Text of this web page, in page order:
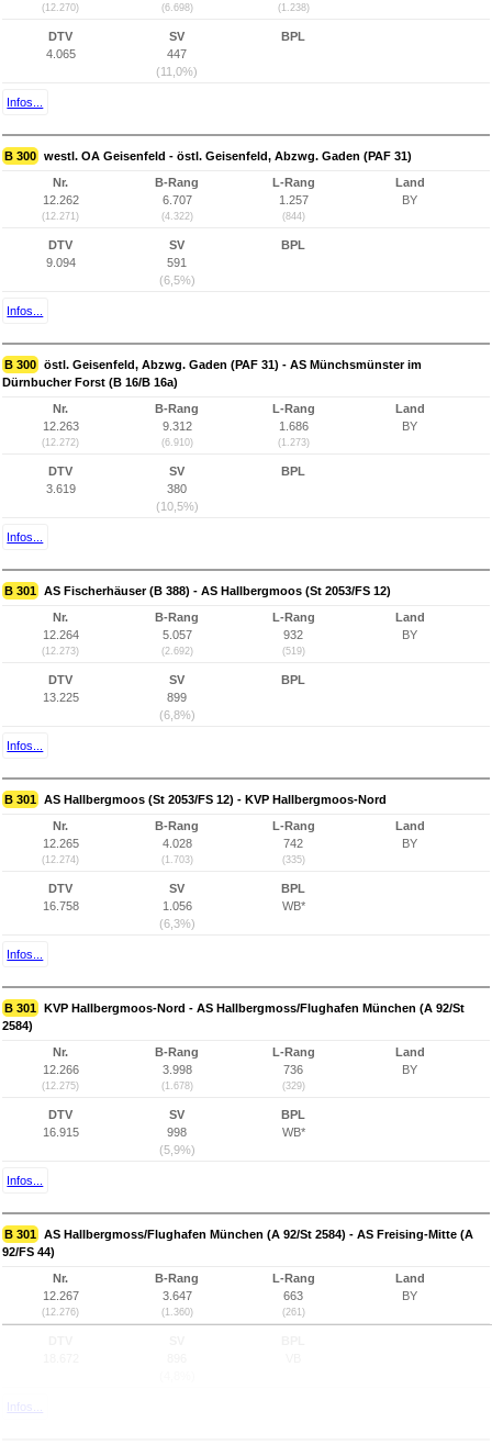
(12.270) (6.698) (1.238)
DTV
4.065
SV
447
(11,0%)
BPL
Infos...
B 300 westl. OA Geisenfeld - östl. Geisenfeld, Abzwg. Gaden (PAF 31)
Nr.
12.262
(12.271)
B-Rang
6.707
(4.322)
L-Rang
1.257
(844)
Land
BY
DTV
9.094
SV
591
(6,5%)
BPL
Infos...
B 300 östl. Geisenfeld, Abzwg. Gaden (PAF 31) - AS Münchsmünster im
Dürnbucher Forst (B 16/B 16a)
Nr.
12.263
(12.272)
B-Rang
9.312
(6.910)
L-Rang
1.686
(1.273)
Land
BY
DTV
3.619
SV
380
(10,5%)
BPL
Infos...
B 301 AS Fischerhäuser (B 388) - AS Hallbergmoos (St 2053/FS 12)
Nr.
12.264
(12.273)
B-Rang
5.057
(2.692)
L-Rang
932
(519)
Land
BY
DTV
13.225
SV
899
(6,8%)
BPL
Infos...
B 301 AS Hallbergmoos (St 2053/FS 12) - KVP Hallbergmoos-Nord
Nr.
12.265
(12.274)
B-Rang
4.028
(1.703)
L-Rang
742
(335)
Land
BY
DTV
16.758
SV
1.056
(6,3%)
BPL
WB*
Infos...
B 301 KVP Hallbergmoos-Nord - AS Hallbergmoss/Flughafen München (A 92/St
2584)
Nr.
12.266
(12.275)
B-Rang
3.998
(1.678)
L-Rang
736
(329)
Land
BY
DTV
16.915
SV
998
(5,9%)
BPL
WB*
Infos...
B 301 AS Hallbergmoss/Flughafen München (A 92/St 2584) - AS Freising-Mitte (A
92/FS 44)
Nr.
12.267
(12.276)
B-Rang
3.647
(1.360)
L-Rang
663
(261)
Land
BY
Infos...